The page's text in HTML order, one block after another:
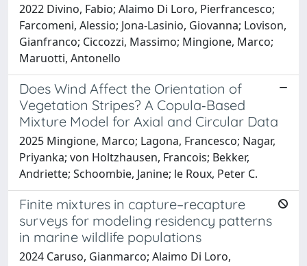
2022 Divino, Fabio; Alaimo Di Loro, Pierfrancesco;
Farcomeni, Alessio; Jona-Lasinio, Giovanna; Lovison,
Gianfranco; Ciccozzi, Massimo; Mingione, Marco;
Maruotti, Antonello
Does Wind Affect the Orientation of
Vegetation Stripes? A Copula‐Based
Mixture Model for Axial and Circular Data
2025 Mingione, Marco; Lagona, Francesco; Nagar,
Priyanka; von Holtzhausen, Francois; Bekker,
Andriette; Schoombie, Janine; le Roux, Peter C.
Finite mixtures in capture–recapture
surveys for modeling residency patterns
in marine wildlife populations
2024 Caruso, Gianmarco; Alaimo Di Loro,